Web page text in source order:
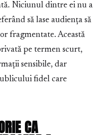
Niciunul dintre ei nu a
să lase audiența să
fragmentate. Această
pe termen scurt,
sensibile, dar
fidel care
CA